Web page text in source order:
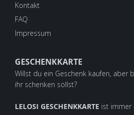
Kontakt
FAQ
Impressum
GESCHENKKARTE
Willst du ein Geschenk kaufen, aber
ihr schenken sollst?
LELOSI GESCHENKKARTE ist immer